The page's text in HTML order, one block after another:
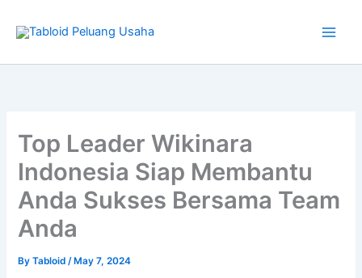
Top Leader Wikinara
Indonesia Siap Membantu
Anda Sukses Bersama Team
Anda
ByTabloid/ May 7, 2024
your
email…